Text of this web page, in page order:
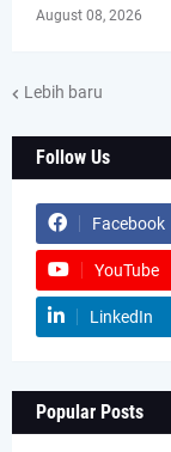
August 08, 2026
Lebih baru
Follow Us
Facebook
YouTube
LinkedIn
Popular Posts